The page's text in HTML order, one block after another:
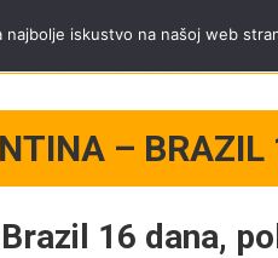
radnim
–
16 dana,
iskustvo na našoj web